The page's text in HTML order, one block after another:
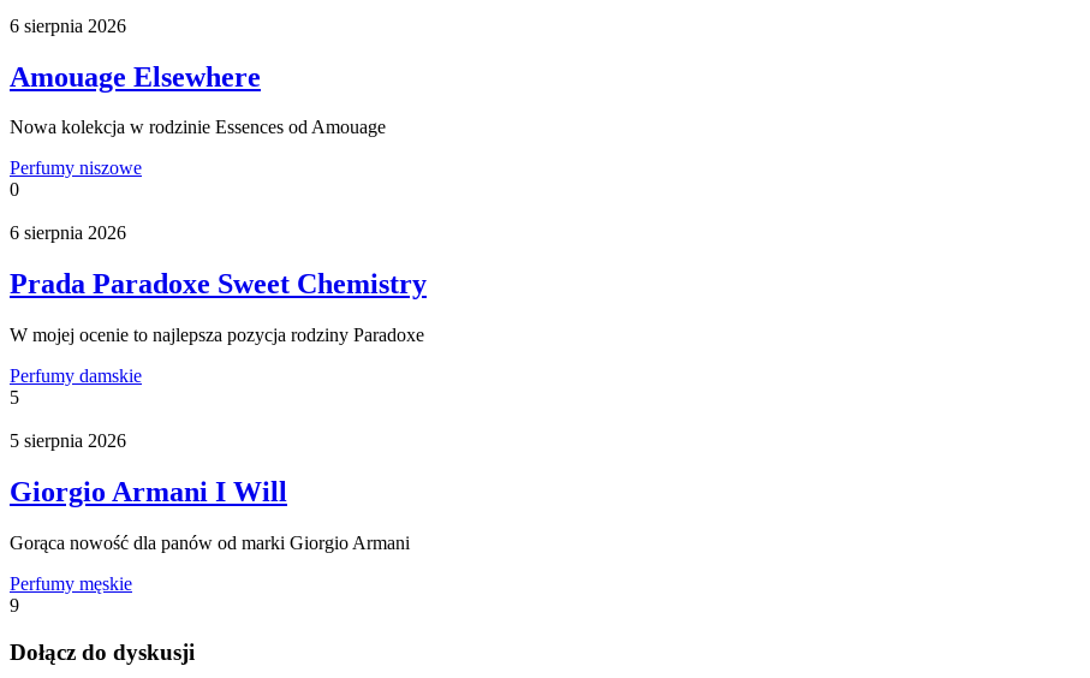
6 sierpnia 2026
Amouage Elsewhere
Nowa kolekcja w rodzinie Essences od Amouage
Perfumy niszowe
0
6 sierpnia 2026
Prada Paradoxe Sweet Chemistry
W mojej ocenie to najlepsza pozycja rodziny Paradoxe
Perfumy damskie
5
5 sierpnia 2026
Giorgio Armani I Will
Gorąca nowość dla panów od marki Giorgio Armani
Perfumy męskie
9
Dołącz do dyskusji